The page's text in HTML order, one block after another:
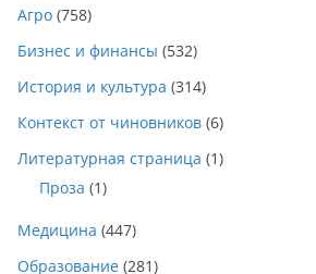
Агро (758)
Бизнес и финансы (532)
История и культура (314)
Контекст от чиновников (6)
Литературная страница (1)
Проза (1)
Медицина (447)
Образование (281)